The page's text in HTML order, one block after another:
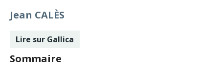
Jean CALÈS
Lire sur Gallica
Sommaire